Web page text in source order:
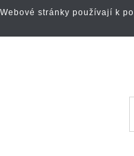
Webové stránky používají k